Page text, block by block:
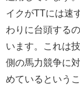
イクがTTには速
わりに台頭する
います。これは
側の馬力競争に
めているという